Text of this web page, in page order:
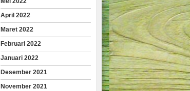
April 2022
Maret 2022
Februari 2022
Januari 2022
Desember 2021
November 2021